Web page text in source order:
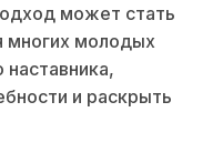
может стать
молодых
и раскрыть